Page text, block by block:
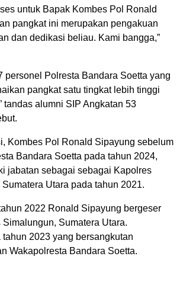
untuk Bapak Kombes Pol Ronald
pangkat ini merupakan pengakuan
dan dedikasi beliau. Kami bangga,”
personel Polresta Bandara Soetta yang
pangkat satu tingkat lebih tinggi
tandas alumni SIP Angkatan 53
Kombes Pol Ronald Sipayung sebelum
Bandara Soetta pada tahun 2024,
jabatan sebagai sebagai Kapolres
Utara pada tahun 2021.
2022 Ronald Sipayung bergeser
Sumatera Utara.
2023 yang bersangkutan
Wakapolresta Bandara Soetta.